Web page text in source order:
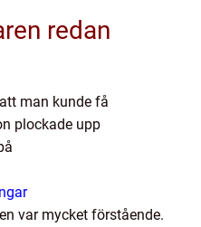
redan
man kunde få
plockade upp
var mycket förstående.